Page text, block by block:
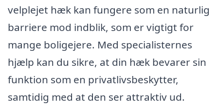
velplejet hæk kan fungere som en naturlig
barriere mod indblik, som er vigtigt for
mange boligejere. Med specialisternes
hjælp kan du sikre, at din hæk bevarer sin
funktion som en privatlivsbeskytter,
samtidig med at den ser attraktiv ud.